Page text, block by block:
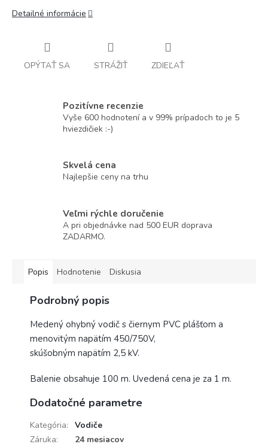
Detailné informácie
OPÝTAŤ SA STRÁŽIŤ ZDIEĽAŤ
Pozitívne recenzie
Vyše 600 hodnotení a v 99% prípadoch to je 5
hviezdičiek :-)
Skvelá cena
Najlepšie ceny na trhu
Veľmi rýchle doručenie
A pri objednávke nad 500 EUR doprava
ZADARMO.
Popis Hodnotenie Diskusia
Podrobný popis
Medený ohybný vodič s čiernym PVC plášťom a
menovitým napätím 450/750V,
skúšobným napätím 2,5 kV.
Balenie obsahuje 100 m. Uvedená cena je za 1 m.
Dodatočné parametre
Kategória:
Vodiče
Záruka:
24 mesiacov